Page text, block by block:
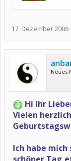
17. Dezember 2006
Neues
Hi Ihr
Vielen
Ich habe